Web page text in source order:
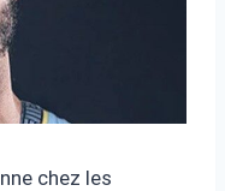
chez les